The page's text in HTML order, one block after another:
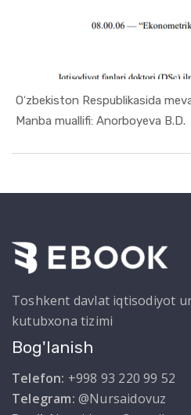
Oʻzbekiston Respublikasida
Manba muallifi: Anorboyeva B.D.
In
Toshkent davlat iqtisodiyot
kutubxona tizimi
Bog'lanish
Telefon: +998 93 220 99 52
Telegram: @Nursaidovuz